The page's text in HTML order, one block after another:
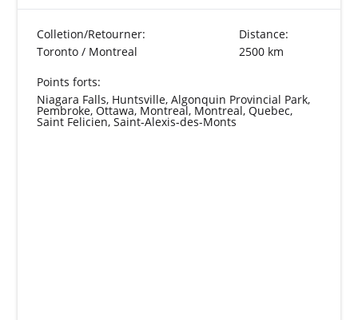
Colletion/Retourner:
Toronto / Montreal
Distance:
2500 km
Points forts:
Niagara Falls, Huntsville, Algonquin Provincial Park,
Pembroke, Ottawa, Montreal, Montreal, Quebec,
Saint Felicien, Saint-Alexis-des-Monts